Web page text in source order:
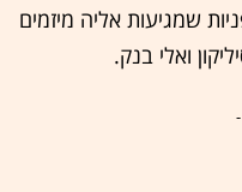
שמגיעות אליה מיזמים
ואלי בנק.